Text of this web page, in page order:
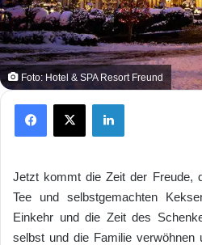
Foto: Hotel & SPA Resort Freund
X
Jetzt kommt die Zeit der Freude,
Tee und selbstgemachten
Einkehr und die Zeit des
selbst und die Familie verwöhnen